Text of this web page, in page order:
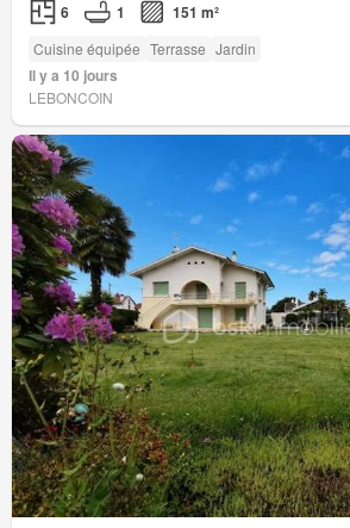
6 1 151 m²
Cuisine équipée Terrasse Jardin
Il y a 10 jours
LEBONCOIN